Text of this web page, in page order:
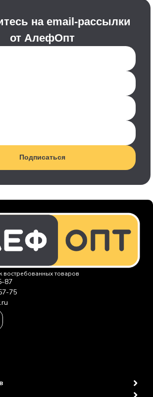
на email-рассылки
от АлефОпт
Подписаться
востребованных товаров
87
75